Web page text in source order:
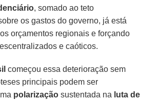
, somado ao teto
os gastos do governo, já está
orçamentos regionais e forçando
e caóticos.
começou essa deterioração sem
principais podem ser
polarização sustentada na luta de